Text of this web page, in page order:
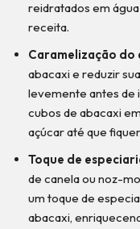
reidratados em
receita.
Caramelização do
abacaxi e reduzir
levemente antes de
cubos de abacaxi
açúcar até que
Toque de
de canela ou noz-
um toque de
abacaxi,